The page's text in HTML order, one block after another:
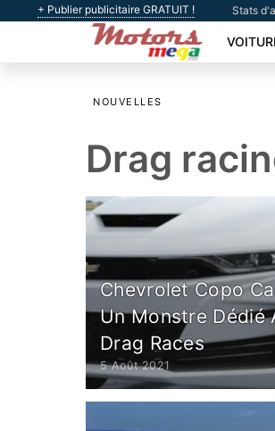
+ Publier publicitaire GRATUIT ! Stats
NOUVELLES
Drag
Chevrolet Copo
Un Monstre Dédié
Drag Races
5 Août 2021